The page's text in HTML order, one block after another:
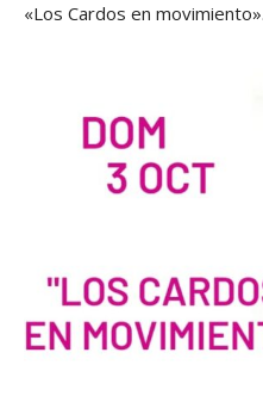
«Los Cardos en movimiento».